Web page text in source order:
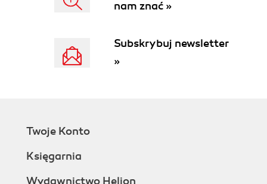
Analiza danych urządzeń sieciowych (89)
Wykrywanie konfiguracji domyślnych (91)
Podsumowanie (93)
Rozdział 4. Trzy podstawowe zasady wykrywania
nam znać »
Subskrybuj newsletter
»
Twoje Konto
Księgarnia
Wydawnictwo Helion